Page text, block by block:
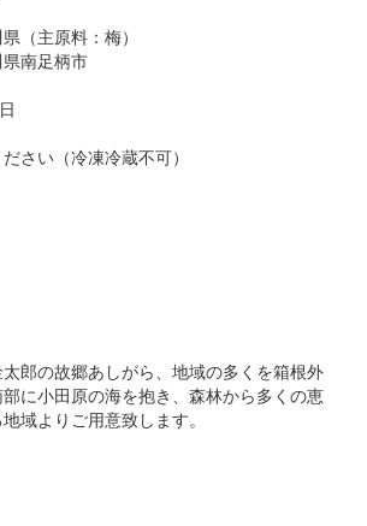
（主原料：梅）
県南足柄市
さい（冷凍冷蔵不可）
郎の故郷あしがら、地域の多くを箱根外
に小田原の海を抱き、森林から多くの恵
域よりご用意致します。